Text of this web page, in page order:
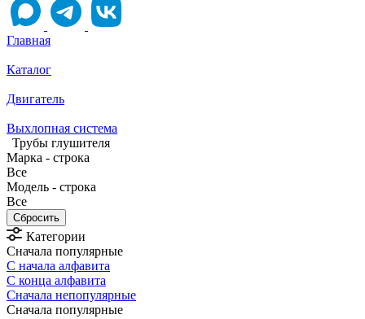
Главная
Каталог
Двигатель
Выхлопная система
Трубы глушителя
Марка - строка
Все
Модель - строка
Все
Категории
Сначала популярные
С начала алфавита
С конца алфавита
Сначала непопулярные
Сначала популярные